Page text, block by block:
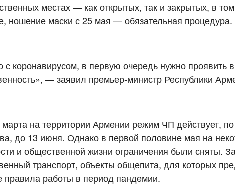
местах — как открытых, так и закрытых, в
ношение маски с 25 мая — обязательная
с коронавирусом, в первую очередь нужно проявить
— заявил премьер-министр Республики
на территории Армении режим ЧП действует,
до 13 июня. Однако в первой половине мая на
и общественной жизни ограничения были сняты.
транспорт, объекты общепита, для которых
работы в период пандемии.